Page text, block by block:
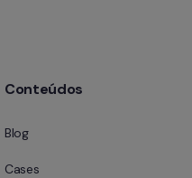
Conteúdos
Blog
Cases